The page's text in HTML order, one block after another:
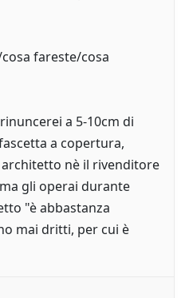
fareste/cosa
a 5-10cm di
a copertura,
nè il rivenditore
gli operai durante
"è abbastanza
mai dritti, per cui è